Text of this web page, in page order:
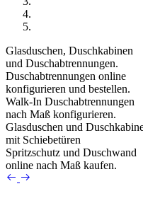
Glasduschen, Duschkabinen
und Duschabtrennungen.
Duschabtrennungen online
konfigurieren und bestellen.
Walk-In Duschabtrennungen
nach Maß konfigurieren.
Glasduschen und
mit Schiebetüren
Spritzschutz und Duschwand
online nach Maß kaufen.